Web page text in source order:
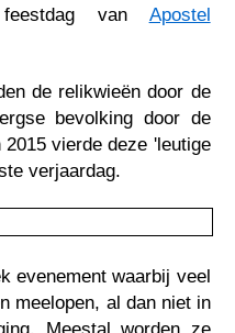
van Apostel
de relikwieën door de
bevolking door de
vierde deze 'leutige
verjaardag.
evenement waarbij veel
meelopen, al dan niet in